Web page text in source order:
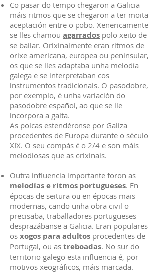
Co pasar do tempo chegaron a Galicia
máis ritmos que se chegaron a ter moita
aceptación entre o pobo. Xenericamente
se lles chamou agarrados polo xeito de
se bailar. Orixinalmente eran ritmos de
orixe americana, europea ou peninsular,
os que se lles adaptaba unha melodía
galega e se interpretaban cos
instrumentos tradicionais. O pasodobre,
por exemplo, é unha variación do
pasodobre español, ao que se lle
incorpora a gaita.
As polcas estendéronse por Galiza
procedentes de Europa durante o século
XIX. O seu compás é o 2/4 e son máis
melodiosas que as orixinais.
Outra influencia importante foron as
melodías e ritmos portugueses. En
épocas de seitura ou en épocas mais
modernas, cando unha obra civil o
precisaba, traballadores portugueses
desprazábanse a Galicia. Eran populares
os xogos para adultos procedentes de
Portugal, ou as treboadas. No sur do
territorio galego esta influencia é, por
motivos xeográficos, máis marcada.